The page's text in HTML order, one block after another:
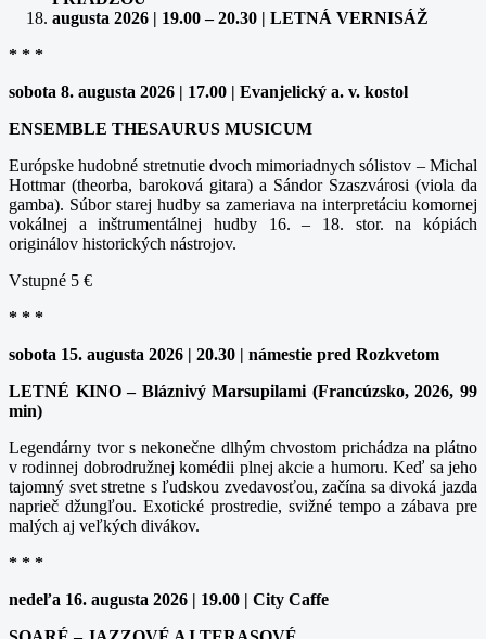
augusta 2026 | 19.00 – 20.30 | LETNÁ VERNISÁŽ
* * *
sobota 8. augusta 2026 | 17.00 | Evanjelický a. v. kostol
ENSEMBLE THESAURUS MUSICUM
Európske hudobné stretnutie dvoch mimoriadnych sólistov – Michal
Hottmar (theorba, baroková gitara) a Sándor Szaszvárosi (viola da
gamba). Súbor starej hudby sa zameriava na interpretáciu komornej
vokálnej a inštrumentálnej hudby 16. – 18. stor. na kópiách
originálov historických nástrojov.
Vstupné 5 €
* * *
sobota 15. augusta 2026 | 20.30 | námestie pred Rozkvetom
LETNÉ KINO – Bláznivý Marsupilami (Francúzsko, 2026, 99
min)
Legendárny tvor s nekonečne dlhým chvostom prichádza na plátno
v rodinnej dobrodružnej komédii plnej akcie a humoru. Keď sa jeho
tajomný svet stretne s ľudskou zvedavosťou, začína sa divoká jazda
naprieč džungľou. Exotické prostredie, svižné tempo a zábava pre
malých aj veľkých divákov.
* * *
nedeľa 16. augusta 2026 | 19.00 | City Caffe